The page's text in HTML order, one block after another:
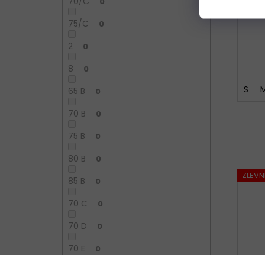
75/C 0
2 0
8 0
65 B 0
70 B 0
75 B 0
80 B 0
85 B 0
70 C 0
70 D 0
70 E 0
S